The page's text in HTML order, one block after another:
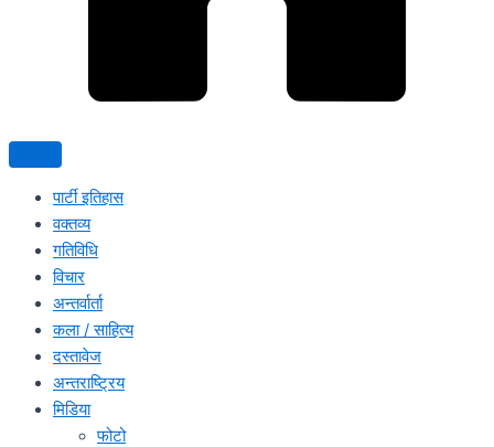
पार्टी इतिहास
वक्तव्य
गतिविधि
विचार
अन्तर्वार्ता
कला / साहित्य
दस्तावेज
अन्तराष्ट्रिय
मिडिया
फोटो